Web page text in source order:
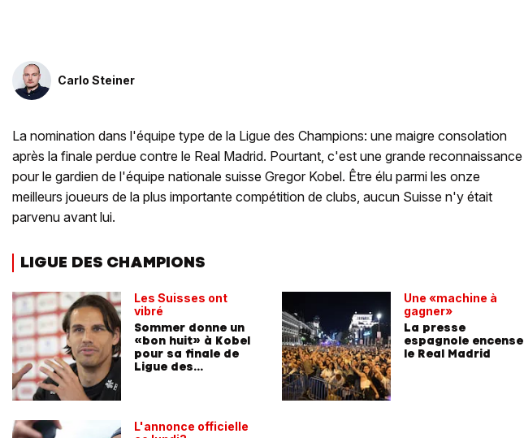
Carlo Steiner
La nomination dans l'équipe type de la Ligue des Champions: une maigre consolation
après la finale perdue contre le Real Madrid. Pourtant, c'est une grande reconnaissance
pour le gardien de l'équipe nationale suisse Gregor Kobel. Être élu parmi les onze
meilleurs joueurs de la plus importante compétition de clubs, aucun Suisse n'y était
parvenu avant lui.
LIGUE DES CHAMPIONS
Les Suisses ont
vibré
Sommer donne un
«bon huit» à Kobel
pour sa finale de
Ligue des
L'annonce officielle
Une «machine à
gagner»
La presse
espagnole encense
le Real Madrid